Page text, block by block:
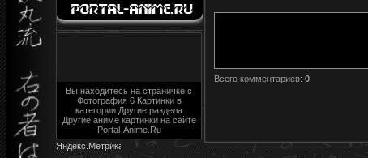
Вы находитесь на страничке с
Фотография 6 Картинки в
категории Другие раздела
Другие аниме картинки на сайте
Portal-Anime.Ru
Всего комментариев: 0